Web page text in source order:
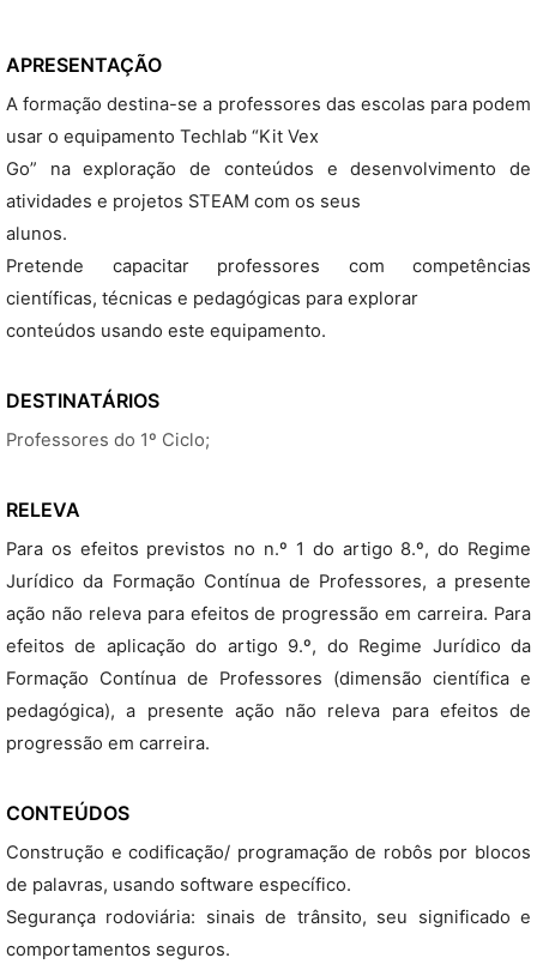
APRESENTAÇÃO
A formação destina-se a professores das escolas para podem
usar o equipamento Techlab “Kit Vex
Go” na exploração de conteúdos e desenvolvimento de
atividades e projetos STEAM com os seus
alunos.
Pretende capacitar professores com competências
científicas, técnicas e pedagógicas para explorar
conteúdos usando este equipamento.
DESTINATÁRIOS
Professores do 1º Ciclo;
RELEVA
Para os efeitos previstos no n.º 1 do artigo 8.º, do Regime
Jurídico da Formação Contínua de Professores, a presente
ação não releva para efeitos de progressão em carreira. Para
efeitos de aplicação do artigo 9.º, do Regime Jurídico da
Formação Contínua de Professores (dimensão científica e
pedagógica), a presente ação não releva para efeitos de
progressão em carreira.
CONTEÚDOS
Construção e codificação/ programação de robôs por blocos
de palavras, usando software específico.
Segurança rodoviária: sinais de trânsito, seu significado e
comportamentos seguros.